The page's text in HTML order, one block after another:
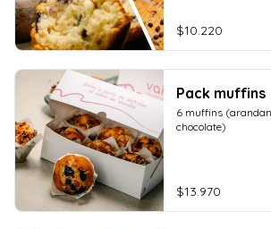
$10.220
Pack muffins
6 muffins
chocolate)
$13.970